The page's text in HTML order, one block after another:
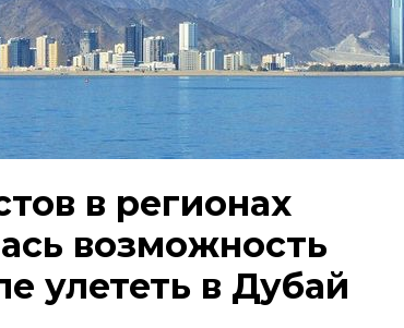
в регионах
возможность
улететь в Дубай